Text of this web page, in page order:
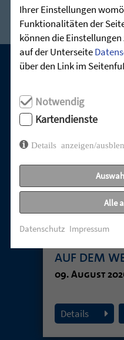
MUT IM
AUF DEM
09. August
Details
Ihrer Einstellungen
Funktionalitäten der
können die
auf der Unterseite
über den Link im
Notwendig
Kartendienste
Details anzeigen/
Alle
Datenschutz Impressum